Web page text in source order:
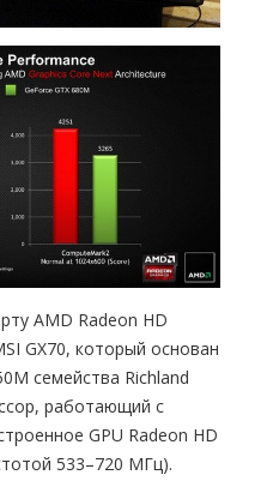
AMD Radeon HD
GX70, который основан
семейства Richland
работающий с
GPU Radeon HD
533–720 МГц).